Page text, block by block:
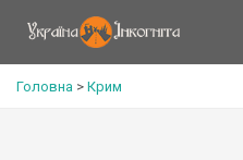
Головна > Крим